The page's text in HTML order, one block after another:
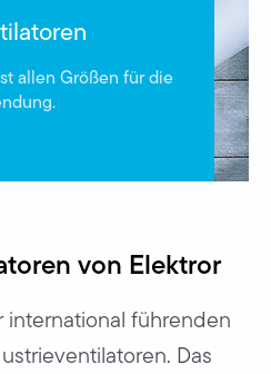
allen Größen für die
von Elektror
international führenden
Das